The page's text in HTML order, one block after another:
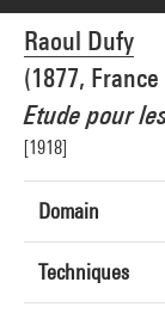
Raoul Dufy
(1877,
Etude pour
[1918]
Domain
Techniques
Domaine public
Photo credits : Centre
GrandPalaisRmn
Image reference :
Image presentation :